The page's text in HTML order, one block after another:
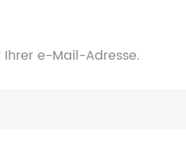
e-Mail-Adresse.